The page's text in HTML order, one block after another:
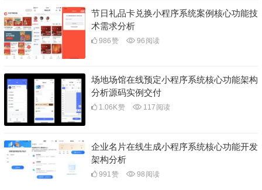
节日礼品卡兑换小程序系统案例核心功能技
术需求分析
986赞 96 阅读
场地场馆在线预定小程序系统核心功能架构
分析源码实例交付
1.06K赞 117 阅读
企业名片在线生成小程序系统核心功能开发
架构分析
991赞 98 阅读